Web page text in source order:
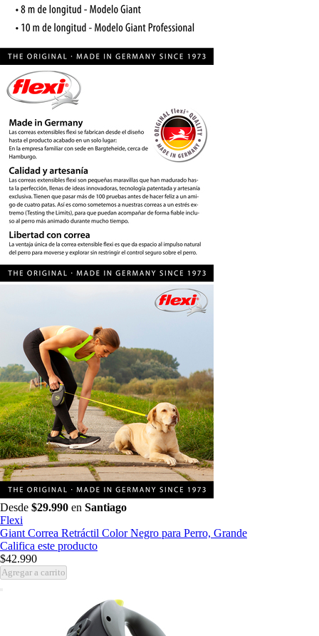
Desde $29.990 en Santiago
Flexi
Giant Correa Retráctil Color Negro para Perro, Grande
Califica este producto
$42.990
Agregar a carrito